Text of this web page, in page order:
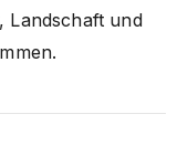
Landschaft und